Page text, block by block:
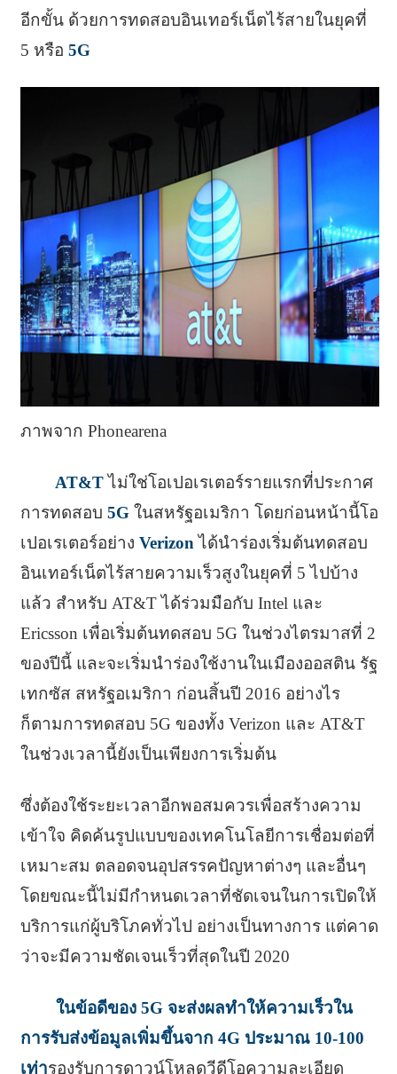
อีกขั้น ด้วยการทดสอบอินเทอร์เน็ตไร้สายในยุคที่
5 หรือ 5G
ภาพจาก Phonearena
AT&Tไม่ใช่โอเปอเรเตอร์รายแรกที่ประกาศ
การทดสอบ 5Gในสหรัฐอเมริกา โดยก่อนหน้านี้โอ
เปอเรเตอร์อย่าง Verizon ได้นำร่องเริ่มต้นทดสอบ
อินเทอร์เน็ตไร้สายความเร็วสูงในยุคที่ 5 ไปบ้าง
แล้ว สำหรับ AT&T ได้ร่วมมือกับ Intel และ
Ericsson เพื่อเริ่มต้นทดสอบ 5G ในช่วงไตรมาสที่ 2
ของปีนี้ และจะเริ่มนำร่องใช้งานในเมืองออสติน รัฐ
เทกซัส สหรัฐอเมริกา ก่อนสิ้นปี 2016 อย่างไร
ก็ตามการทดสอบ 5G ของทั้ง Verizon และ AT&T
ในช่วงเวลานี้ยังเป็นเพียงการเริ่มต้น
ซึ่งต้องใช้ระยะเวลาอีกพอสมควรเพื่อสร้างความ
เข้าใจ คิดค้นรูปแบบของเทคโนโลยีการเชื่อมต่อที่
เหมาะสม ตลอดจนอุปสรรคปัญหาต่างๆ และอื่นๆ
โดยขณะนี้ไม่มีกำหนดเวลาที่ชัดเจนในการเปิดให้
บริการแก่ผู้บริโภคทั่วไป อย่างเป็นทางการ แต่คาด
ว่าจะมีความชัดเจนเร็วที่สุดในปี 2020
ในข้อดีของ 5G จะส่งผลทำให้ความเร็วใน
การรับส่งข้อมูลเพิ่มขึ้นจาก 4G ประมาณ 10-100
เท่ารองรับการดาวน์โหลดวีดีโอความละเอียด